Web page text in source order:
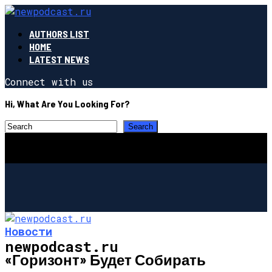
AUTHORS LIST
HOME
LATEST NEWS
Connect with us
Hi, What Are You Looking For?
newpodcast.ru
Новости
«Горизонт» Будет Собирать